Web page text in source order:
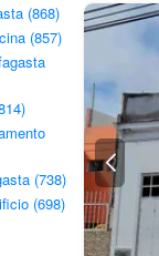
(868)
(857)
(738)
(698)